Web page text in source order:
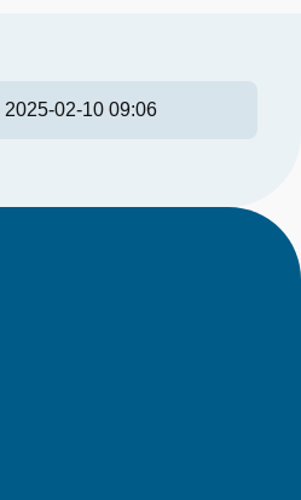
2025-02-10 09:06